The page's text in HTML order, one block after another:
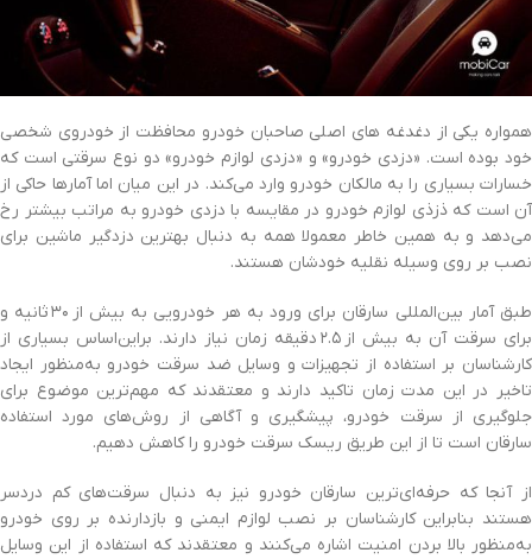
همواره یکی از دغدغه های اصلی صاحبان خودرو محافظت از خودروی شخصی
خود بوده است. «دزدی خودرو» و «دزدی لوازم خودرو» دو نوع سرقتی است که
خسارات بسیاری را به مالکان خودرو وارد می‌کند. در این میان اما آمارها حاکی از
آن است که ذزذی لوازم خودرو در مقایسه با دزدی خودرو به مراتب بیشتر رخ
می‌دهد و به همین خاطر معمولا همه به دنبال بهترین دزدگیر ماشین برای
نصب بر روی وسیله نقلیه خودشان هستند.
طبق آمار بین‌المللی سارقان برای ورود به هر خودرویی به بیش از ۳۰ثانیه و
برای سرقت آن به بیش از ۲.۵ دقیقه زمان نیاز دارند. براین‌اساس بسیاری از
کارشناسان بر استفاده از تجهیزات و وسایل ضد سرقت خودرو به‌منظور ایجاد
تاخیر در این مدت زمان تاکید دارند و معتقدند که مهم‌ترین موضوع برای
جلوگیری از سرقت خودرو، پیشگیری و آگاهی از روش‌های مورد استفاده
سارقان است تا از این طریق ریسک سرقت خودرو را کاهش دهیم.
از آنجا که حرفه‌ای‌ترین سارقان خودرو نیز به دنبال سرقت‌های کم دردسر
هستند بنابراین کارشناسان بر نصب لوازم ایمنی و بازدارنده بر روی خودرو
به‌منظور بالا بردن امنیت اشاره می‌کنند و معتقدند که استفاده از این وسایل